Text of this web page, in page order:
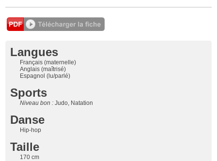
Langues
Français (maternelle)
Anglais (maîtrisé)
Espagnol (lu/parlé)
Sports
Niveau bon :Judo, Natation
Danse
Hip-hop
Taille
170 cm